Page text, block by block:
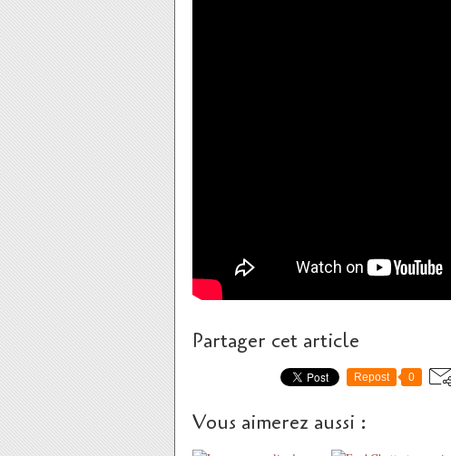
Partager cet article
Repost 0
Vous aimerez aussi :